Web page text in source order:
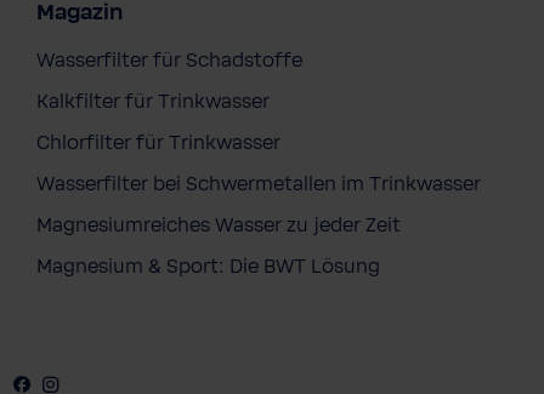
Magazin
Wasserfilter für Schadstoffe
Kalkfilter für Trinkwasser
Chlorfilter für Trinkwasser
Wasserfilter bei Schwermetallen im Trinkwasser
Magnesiumreiches Wasser zu jeder Zeit
Magnesium & Sport: Die BWT Lösung
Facebook
Youtube